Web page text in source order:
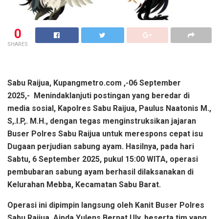
0
SHARES
Sabu Raijua, Kupangmetro.com ,-06 September
2025,- Menindaklanjuti postingan yang beredar di
media sosial, Kapolres Sabu Raijua, Paulus Naatonis M.,
S,.I.P,. M.H., dengan tegas menginstruksikan jajaran
Buser Polres Sabu Raijua untuk merespons cepat isu
Dugaan perjudian sabung ayam. Hasilnya, pada hari
Sabtu, 6 September 2025, pukul 15:00 WITA, operasi
pembubaran sabung ayam berhasil dilaksanakan di
Kelurahan Mebba, Kecamatan Sabu Barat.
Operasi ini dipimpin langsung oleh Kanit Buser Polres